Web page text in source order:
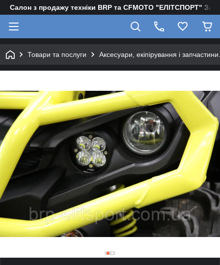
Салон з продажу техніки BRP та CFMOTO "EЛІТСПОРТ"
Товари та послуги Аксесуари, екіпірування і запчастини.